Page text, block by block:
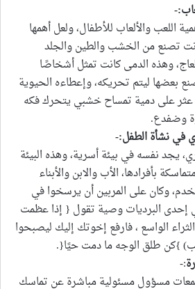
اللعب والألعاب للأطفال، ولعل أهمها
تصنع من الخشب والطين والجلد
وهذه الدمى كانت تمثل أشخاصًا
بعضها ليتم تحريكه، وإعطاءه الحيوية
عثر على دمية تمساح خشبي يتحرك فكه
وضفدع.
في نشأة الطفل:-
يجد نفسه في بيئة أسرية، وهذه البيئة
بأفرادها، الأب والابن والأبناء
وكان على المربين أن يرسخوا في
إحدى البرديات وصية تقول { إذا عظمت
الواسع ، فارفع إخوتك إليك ليصبحوا
}كن طلق الوجه ما دمت حيًا{.
:-
مسؤول مسئولية مباشرة عن تماسك